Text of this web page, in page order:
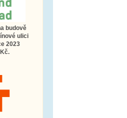
budově
ulici
2023